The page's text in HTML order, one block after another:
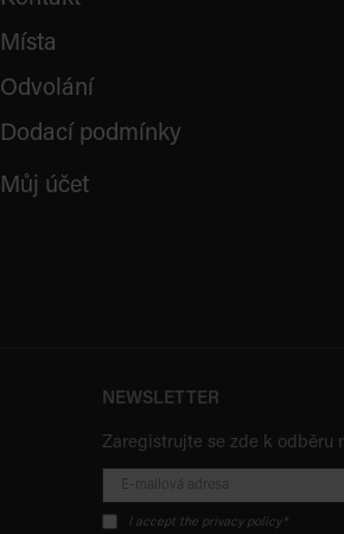
Místa
Odvolání
Dodací podmínky
Můj účet
NEWSLETTER
Zaregistrujte se zde k odběru
I accept the privacy policy*